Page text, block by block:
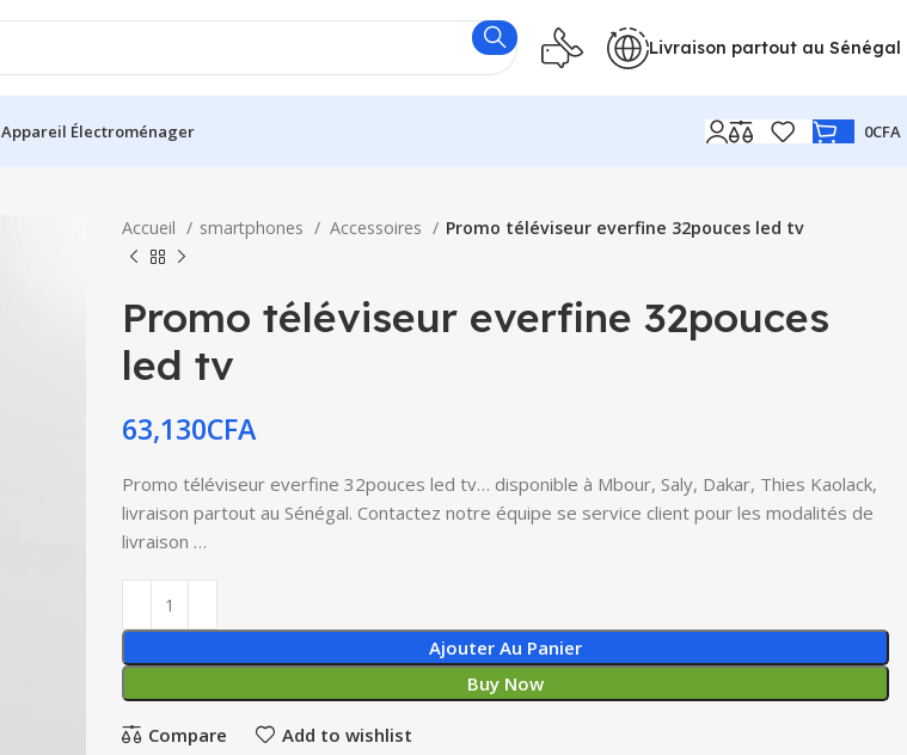
Livraison partout au Sénégal
Appareil Électroménager 0CFA
Accueil smartphones Accessoires Promo téléviseur everfine 32pouces led tv
Promo téléviseur everfine 32pouces
led tv
63,130CFA
Promo téléviseur everfine 32pouces led tv… disponible à Mbour, Saly, Dakar, Thies Kaolack,
livraison partout au Sénégal. Contactez notre équipe se service client pour les modalités de
livraison …
Ajouter Au Panier
Buy Now
Compare Add to wishlist